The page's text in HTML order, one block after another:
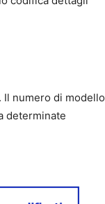
Il numero di modello
determinate